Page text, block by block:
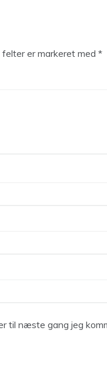
er markeret med *
til næste gang jeg